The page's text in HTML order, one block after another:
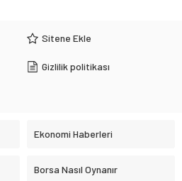
Sitene Ekle
Gizlilik politikası
Ekonomi Haberleri
Borsa Nasıl Oynanır